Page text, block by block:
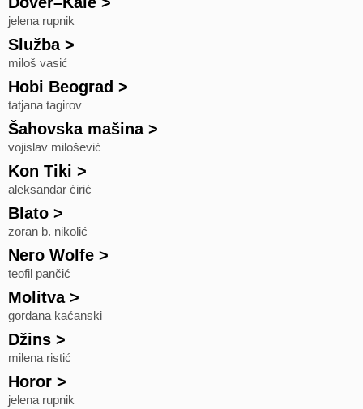
jelena rupnik
Služba>
miloš vasić
Hobi Beograd >
tatjana tagirov
Šahovska mašina>
vojislav milošević
Kon Tiki >
aleksandar ćirić
Blato >
zoran b. nikolić
Nero Wolfe >
teofil pančić
Molitva>
gordana kaćanski
Džins >
milena ristić
Horor >
jelena rupnik